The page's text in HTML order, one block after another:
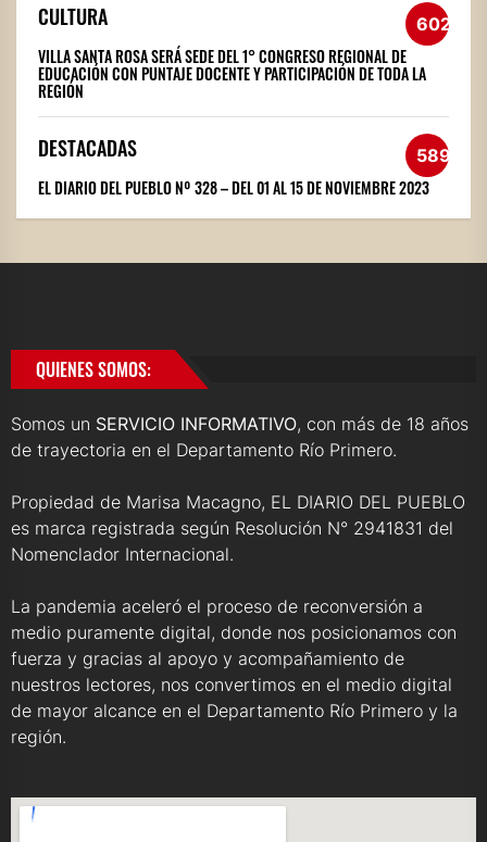
CULTURA 602
VILLA SANTA ROSA SERÁ SEDE DEL 1° CONGRESO REGIONAL DE
EDUCACIÓN CON PUNTAJE DOCENTE Y PARTICIPACIÓN DE TODA LA
REGIÓN
DESTACADAS 589
EL DIARIO DEL PUEBLO Nº 328 – DEL 01 AL 15 DE NOVIEMBRE 2023
QUIENES SOMOS:
Somos un SERVICIO INFORMATIVO, con más de 18 años
de trayectoria en el Departamento Río Primero.
Propiedad de Marisa Macagno, EL DIARIO DEL PUEBLO
es marca registrada según Resolución N° 2941831 del
Nomenclador Internacional.
La pandemia aceleró el proceso de reconversión a
medio puramente digital, donde nos posicionamos con
fuerza y gracias al apoyo y acompañamiento de
nuestros lectores, nos convertimos en el medio digital
de mayor alcance en el Departamento Río Primero y la
región.